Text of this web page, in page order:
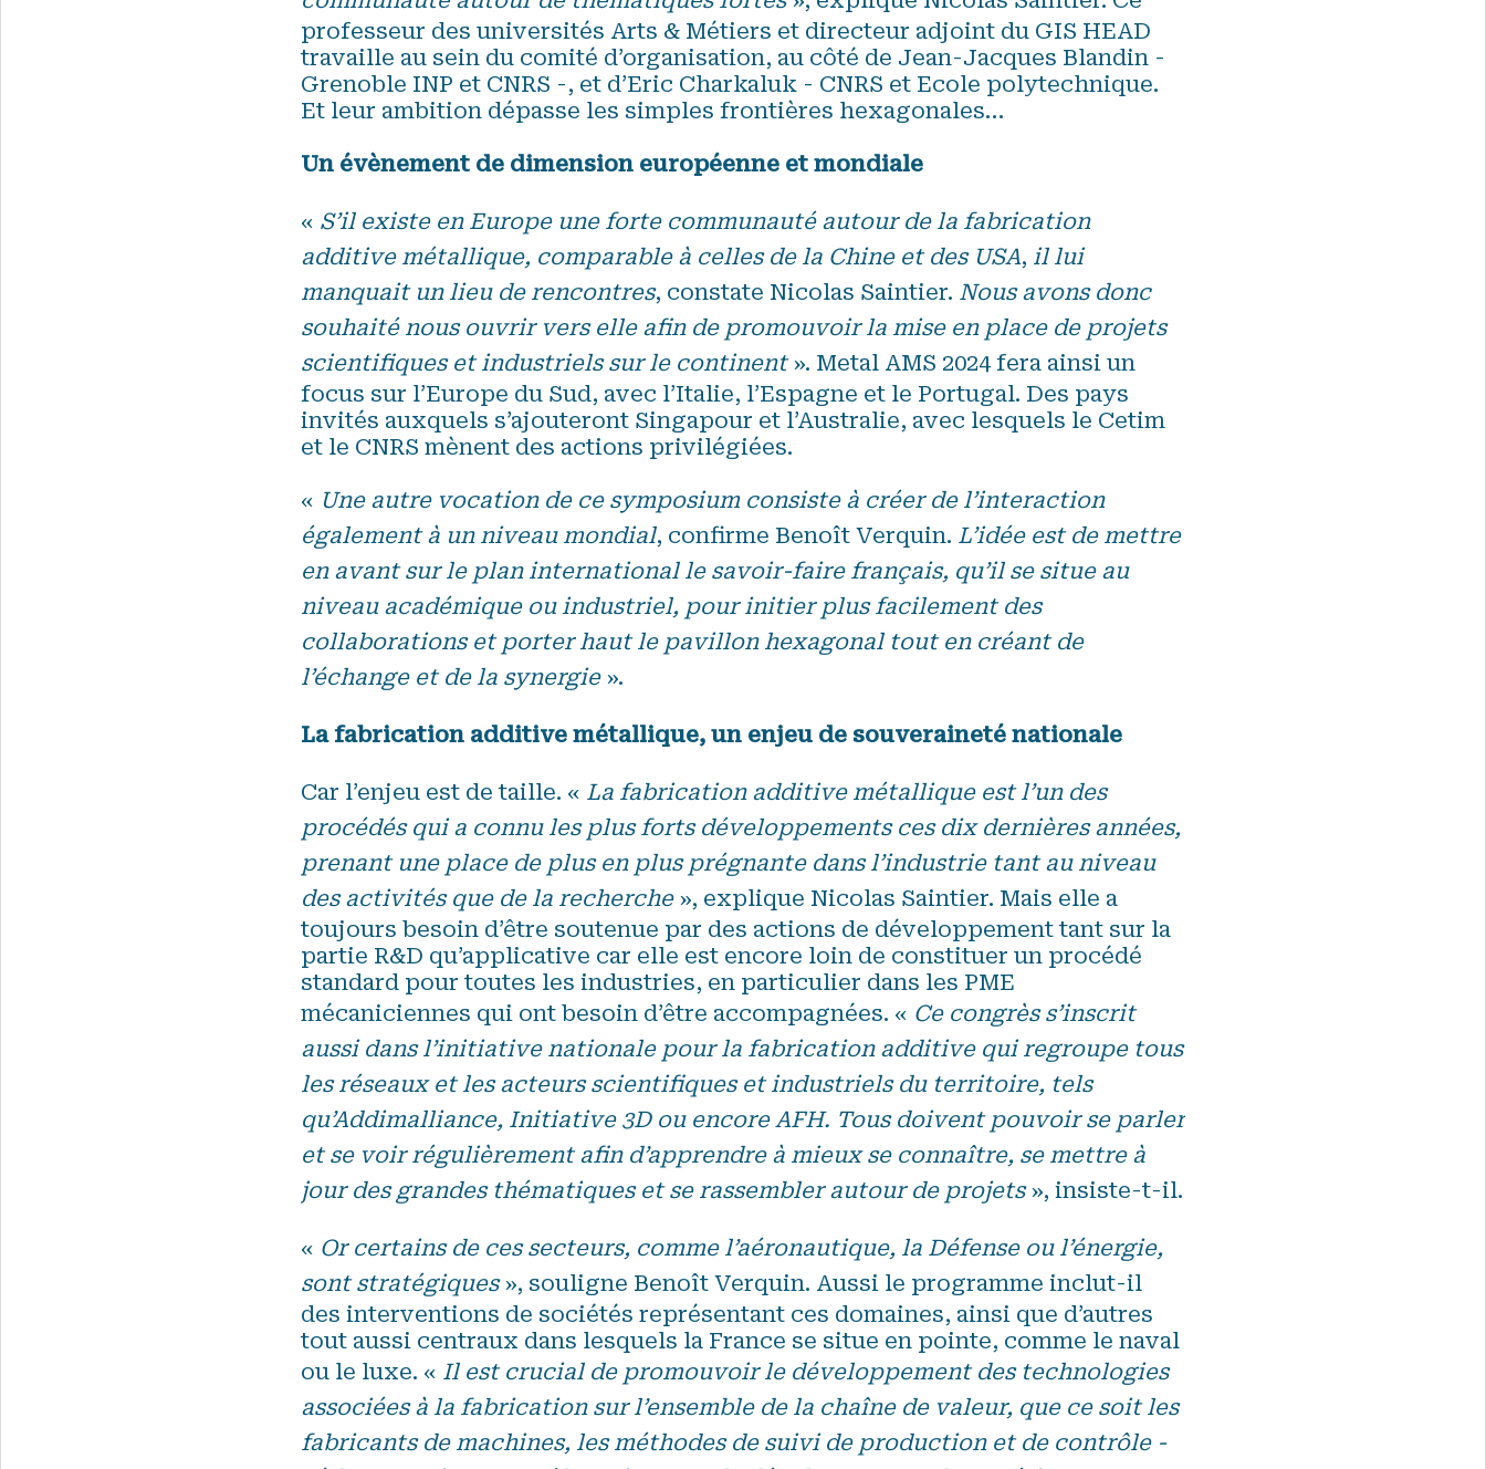
professeur des universités Arts & Métiers et directeur adjoint du GIS HEAD
travaille au sein du comité d’organisation, au côté de Jean-Jacques Blandin -
Grenoble INP et CNRS -, et d’Eric Charkaluk - CNRS et Ecole polytechnique.
Et leur ambition dépasse les simples frontières hexagonales…
Un évènement de dimension européenne et mondiale
« S’il existe en Europe une forte communauté autour de la fabrication
additive métallique, comparable à celles de la Chine et des USA, il lui
manquait un lieu de rencontres, constate Nicolas Saintier. Nous avons donc
souhaité nous ouvrir vers elle afin de promouvoir la mise en place de projets
scientifiques et industriels sur le continent». Metal AMS 2024 fera ainsi un
focus sur l’Europe du Sud, avec l’Italie, l’Espagne et le Portugal. Des pays
invités auxquels s’ajouteront Singapour et l’Australie, avec lesquels le Cetim
et le CNRS mènent des actions privilégiées.
« Une autre vocation de ce symposium consiste à créer de l’interaction
également à un niveau mondial, confirme Benoît Verquin. L’idée est de mettre
en avant sur le plan international le savoir-faire français, qu’il se situe au
niveau académique ou industriel, pour initier plus facilement des
collaborations et porter haut le pavillon hexagonal tout en créant de
l’échange et de la synergie».
La fabrication additive métallique, un enjeu de souveraineté nationale
Car l’enjeu est de taille. « La fabrication additive métallique est l’un des
procédés qui a connu les plus forts développements ces dix dernières années,
prenant une place de plus en plus prégnante dans l’industrie tant au niveau
des activités que de la recherche», explique Nicolas Saintier. Mais elle a
toujours besoin d’être soutenue par des actions de développement tant sur la
partie R&D qu’applicative car elle est encore loin de constituer un procédé
standard pour toutes les industries, en particulier dans les PME
mécaniciennes qui ont besoin d’être accompagnées. « Ce congrès s’inscrit
aussi dans l’initiative nationale pour la fabrication additive qui regroupe tous
les réseaux et les acteurs scientifiques et industriels du territoire, tels
qu’Addimalliance, Initiative 3D ou encore AFH. Tous doivent pouvoir se parler
et se voir régulièrement afin d’apprendre à mieux se connaître, se mettre à
jour des grandes thématiques et se rassembler autour de projets», insiste-t-il.
« Or certains de ces secteurs, comme l’aéronautique, la Défense ou l’énergie,
sont stratégiques», souligne Benoît Verquin. Aussi le programme inclut-il
des interventions de sociétés représentant ces domaines, ainsi que d’autres
tout aussi centraux dans lesquels la France se situe en pointe, comme le naval
ou le luxe. « Il est crucial de promouvoir le développement des technologies
associées à la fabrication sur l’ensemble de la chaîne de valeur, que ce soit les
fabricants de machines, les méthodes de suivi de production et de contrôle -